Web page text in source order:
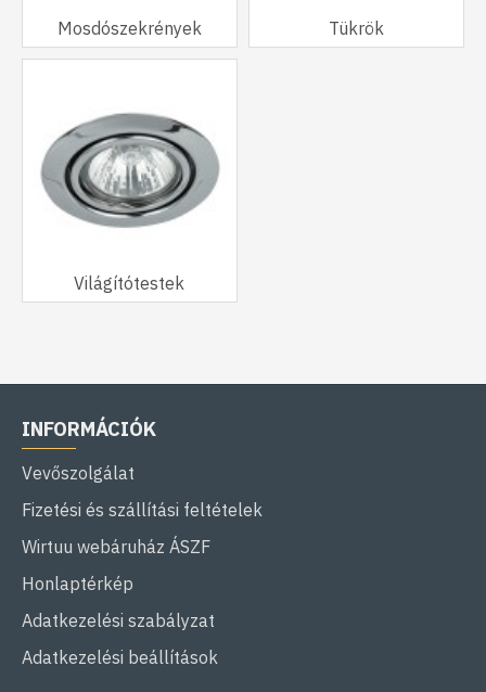
Mosdószekrények Tükrök
Világítótestek
INFORMÁCIÓK
Vevőszolgálat
Fizetési és szállítási feltételek
Wirtuu webáruház ÁSZF
Honlaptérkép
Adatkezelési szabályzat
Adatkezelési beállítások